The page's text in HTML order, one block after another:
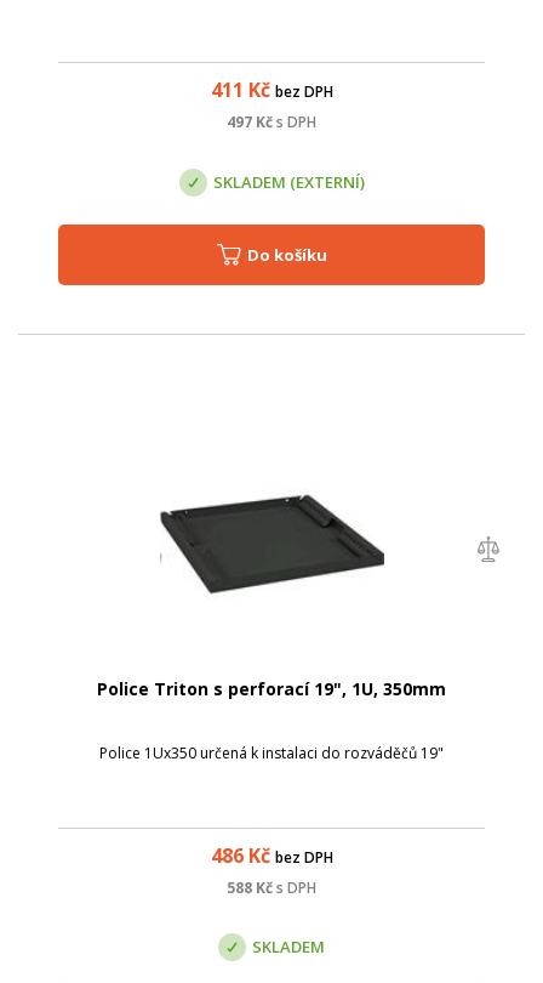
411 Kč bez DPH
497 Kčs DPH
SKLADEM (EXTERNÍ)
Do košíku
Police Triton s perforací 19", 1U, 350mm
Police 1Ux350 určená k instalaci do rozváděčů 19"
486Kč bez DPH
588 Kčs DPH
SKLADEM